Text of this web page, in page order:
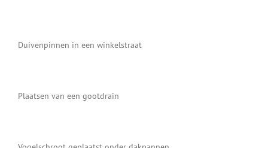
Duivenpinnen in een winkelstraat
Plaatsen van een gootdrain